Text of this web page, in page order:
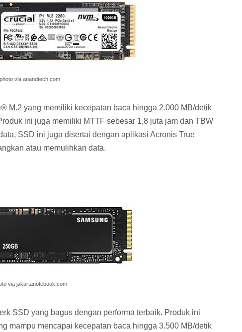
photo via anandtech.com
M.2 yang memiliki kecepatan baca hingga 2.000 MB/detik
ini juga memiliki MTTF sebesar 1,8 juta jam dan TBW
SSD ini juga disertai dengan aplikasi Acronis True
atau memulihkan data.
via jakartanotebook.com
SSD yang bagus dengan performa terbaik. Produk ini
mampu mencapai kecepatan baca hingga 3.500 MB/detik